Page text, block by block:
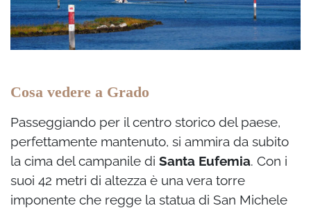
Cosa vedere a Grado
Passeggiando per il centro storico del paese,
perfettamente mantenuto, si ammira da subito
la cima del campanile di Santa Eufemia. Con i
suoi 42 metri di altezza è una vera torre
imponente che regge la statua di San Michele